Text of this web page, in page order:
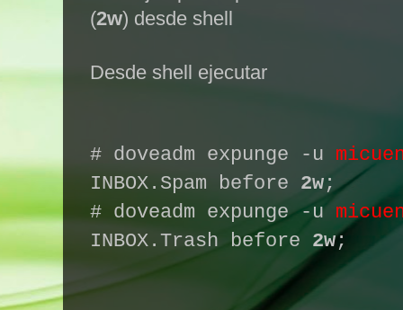
(2w) desde shell
Desde shell ejecutar
# doveadm expunge -u
INBOX.Spam before 2w;
# doveadm expunge -u
INBOX.Trash before 2w;